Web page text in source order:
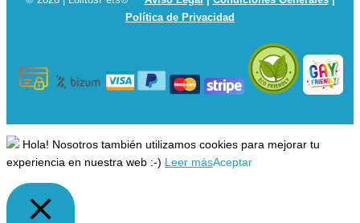
Política de Privacidad
Hola! Nosotros también utilizamos cookies para mejorar tu
experiencia en nuestra web :-) Leer másAceptar